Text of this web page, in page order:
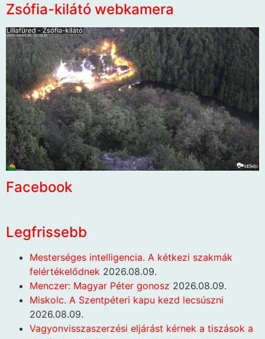
Zsófia-kilátó webkamera
Facebook
Legfrissebb
Mesterséges intelligencia. A kétkezi szakmák
felértékelődnek 2026.08.09.
Menczer: Magyar Péter gonosz 2026.08.09.
Miskolc. A Szentpéteri kapu kezd lecsúszni
2026.08.09.
Vagyonvisszaszerzési eljárást kérnek a tiszások a